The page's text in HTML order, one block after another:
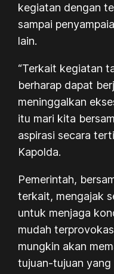
kegiatan dengan
sampai
lain.
“Terkait kegiatan
berharap dapat
meninggalkan
itu mari kita
aspirasi secara
Kapolda.
Pemerintah,
terkait, mengajak
untuk menjaga
mudah
mungkin akan
tujuan-tujuan yang